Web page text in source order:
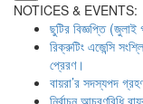
NOTICES & EVENTS:
ছুটির বিজ্ঞপ্তি
রিক্রুটিং এজেন্সি
প্রেরণ।
বায়রা’র সদস্যপদ